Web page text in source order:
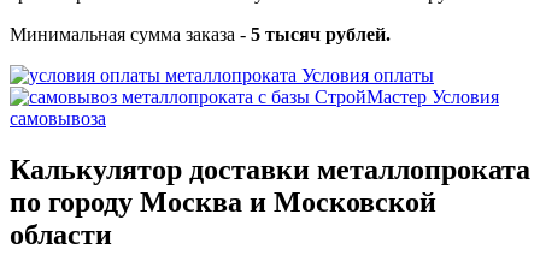
Минимальная сумма заказа - 5 тысяч рублей.
Условия оплаты
Условия
самовывоза
Калькулятор доставки металлопроката
по городу Москва и Московской
области